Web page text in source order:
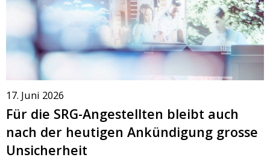
17. Juni 2026
Für die SRG-Angestellten bleibt auch
nach der heutigen Ankündigung grosse
Unsicherheit